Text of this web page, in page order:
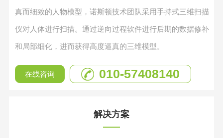
真而细致的人物模型，诺斯顿技术团队采用手持式三维扫描
仪对人体进行扫描。通过逆向过程软件进行后期的数据修补
和局部细化，进而获得高度逼真的三维模型。
在线咨询 010-57408140
解决方案